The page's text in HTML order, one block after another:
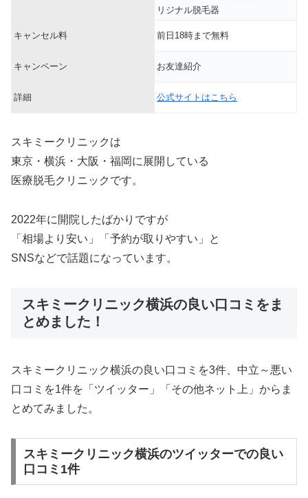
リジナル脱毛器
キャンセル料 前日18時まで無料
キャンペーン お友達紹介
詳細 公式サイトはこちら
スキミークリニックは
東京・横浜・大阪・福岡に展開している
医療脱毛クリニックです。
2022年に開院したばかりですが
「相場より安い」「予約が取りやすい」と
SNSなどで話題になっています。
スキミークリニック横浜の良い口コミをま
とめました！
スキミークリニック横浜の良い口コミを3件、中立～悪い
口コミを1件を「ツイッター」「その他ネット上」からま
とめてみました。
スキミークリニック横浜のツイッターでの良い
口コミ1件